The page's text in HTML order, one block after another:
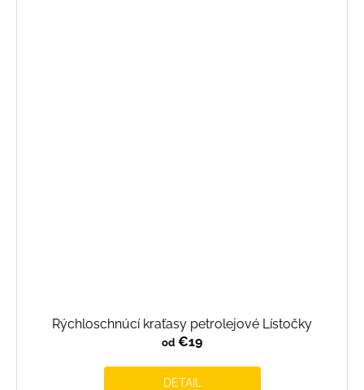
Rýchloschnúcí kraťasy petrolejové Lístočky
od €19
DETAIL